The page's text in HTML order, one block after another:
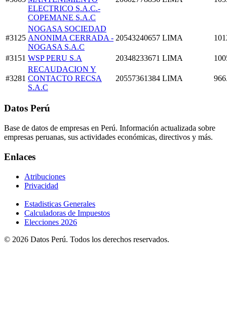
ELECTRICO S.A.C.-
COPEMANE S.A.C
#3125
NOGASA SOCIEDAD
ANONIMA CERRADA -
NOGASA S.A.C
20543240657 LIMA
#3151 WSP PERU S.A 20348233671 LIMA
#3281
RECAUDACION Y
CONTACTO RECSA
S.A.C
20557361384 LIMA
Datos Perú
Base de datos de empresas en Perú. Información actualizada sobre
empresas peruanas, sus actividades económicas, directivos y más.
Enlaces
Atribuciones
Privacidad
Estadisticas Generales
Calculadoras de Impuestos
Elecciones 2026
© 2026 Datos Perú. Todos los derechos reservados.